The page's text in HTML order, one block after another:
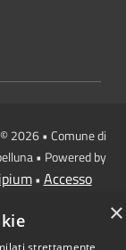
2026 • Comune di
• Powered by
• Accesso
×
strettamente